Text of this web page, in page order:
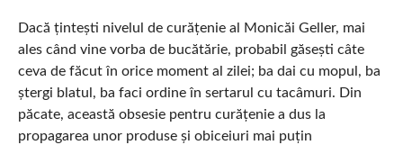
Dacă țintești nivelul de curățenie al Monicăi Geller, mai
ales când vine vorba de bucătărie, probabil găsești câte
ceva de făcut în orice moment al zilei; ba dai cu mopul, ba
ștergi blatul, ba faci ordine în sertarul cu tacâmuri. Din
păcate, această obsesie pentru curățenie a dus la
propagarea unor produse și obiceiuri mai puțin